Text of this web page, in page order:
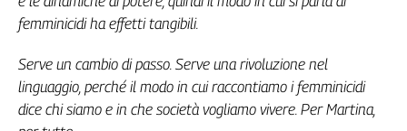
Emilia-
Romagna
Venezia
Giulia
Lazio
femminicidi ha effetti tangibili.
Serve un cambio di passo. Serve una rivoluzione nel
linguaggio, perché il modo in cui raccontiamo i femminicidi
dice chi siamo e in che società vogliamo vivere. Per Martina,